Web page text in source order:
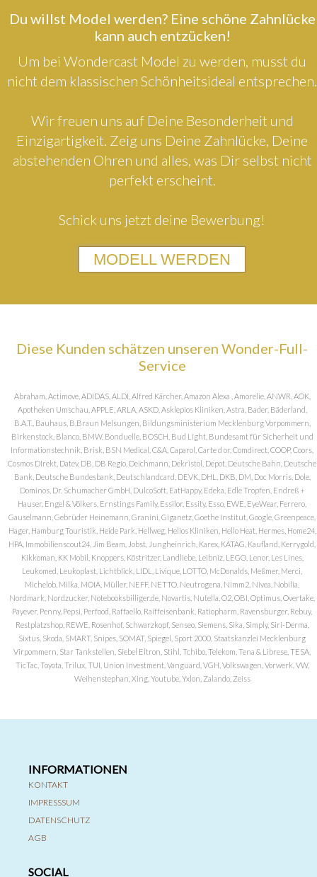
Du willst Model werden? Eine schöne Zahnlücke
kann auch entzücken!
Um bei Wondercast Model zu werden, musst du
nicht dem klassischen Schönheitsideal entsprechen.
Wir freuen uns auf Deine Besonderheit und
Einzigartigkeit. Zeig uns Deine Zahnlücke, Deine
abstehenden Ohren und alles, was Dir selbst nicht
perfekt erscheint.
Schick uns jetzt deine Bewerbung!
MODELL WERDEN
Diese Kunden schätzen unseren Wonder-Full-
Service
Abraham, Actimove, ADIDAS, ALDI, Alfred Kärcher, Amazon Alexa , Amorelie, ANWR, AOK,
Apotheken Umschau, APPLE, ARLA, ASKD, Asklepios Kliniken, Astra, Bader, Bäderland,
B.A.T., Bauhaus, B.Braun Melsungen, Bildungsministerium Mecklenburg Vorpommern,
Birkenstock, Blanco, BMW, Bonduelle, BOSCH, Bud Light, Bundesamt für Sicherheit und
Informationstechnik, Brisk, BSN Medical, C&A, Caparol, Carte d or, Comdirect, COOP, Coors,
Cosmos DIrekt, Datev, DB, DB Regio, Deichmann, Dekristol, Depot, Deutsche Bahn, Deutsche
Bank, Deutsche Bundesbank, Deutschlandcard, DEVK, DHL, DKB, DM, Doc Morris, Dole,
Dominos, Dr. Schumacher GmbH, DulcoSoft, EatHappy, Edeka, Edle Tropfen, Endreß +
Hauser, Engel & Völkers, Ernstings Family, Essilor, Essity, Esso, EWE, EyeWear, Ferrero,
Gauselmann, Gebrüder Heinemann, Granini, Giganetz, Goethe Institut, Google, Greenpeace,
Hager, Hamburg Touristik, Heide Park, Hellweg, Helios Kliniken, Hello Heat, Hermes, Home24,
HPA, Immobilienscout24, Jim Beam, Jobst, Jungheinrich, Karex, KATAG, Kaufland, Kerrygold,
Kikkoman, KK Mobil, Knoppers, Köstritzer, Landliebe, Leibniz, LEGO, Lenor, Les Lines,
Leukomed, Leukoplast, Lichtblick, LIDL, Livique, LOTTO, McDonalds, Meßmer, Merci,
Michelob, Milka, MOIA, Müller, NEFF, NETTO, Neutrogena, Nimm2, Nivea, Nobilia,
Nordmark, Nordzucker, Notebooksbilliger.de, Novartis, Nutella, O2, OBI, Optimus, Overtake,
Payever, Penny, Pepsi, Perfood, Raffaello, Raiffeisenbank, Ratiopharm, Ravensburger, Rebuy,
Restplatzshop, REWE, Rosenhof, Schwarzkopf, Senseo, Siemens, Sika, Simply, Siri-Derma,
Sixtus, Skoda, SMART, Snipes, SOMAT, Spiegel, Sport 2000, Staatskanzlei Mecklenburg
Virpommern, Star Tankstellen, Siebel Eltron, Stihl, Tchibo, Telekom, Tena & Librese, TESA,
TicTac, Toyota, Trilux, TUI, Union Investment, Vanguard, VGH, Volkswagen, Vorwerk, VW,
Weihenstephan, Xing, Youtube, Yxlon, Zalando, Zeiss
INFORMATIONEN
KONTAKT
IMPRESSSUM
DATENSCHUTZ
AGB
SOCIAL